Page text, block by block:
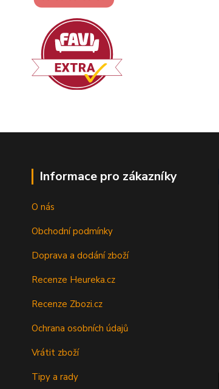
Informace pro zákazníky
O nás
Obchodní podmínky
Doprava a dodání zboží
Recenze Heureka.cz
Recenze Zbozi.cz
Ochrana osobních údajů
Vrátit zboží
Tipy a rady